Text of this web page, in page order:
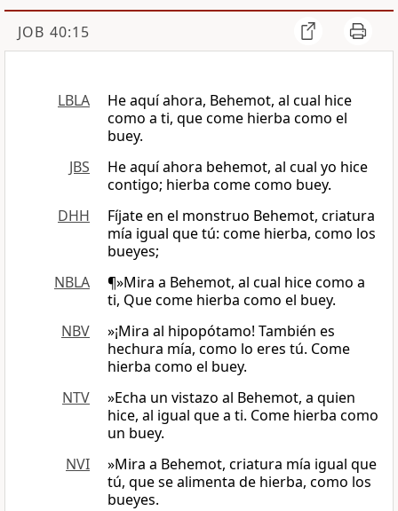
JOB 40:15
LBLA
He aquí ahora, Behemot, al cual hice
como a ti, que come hierba como el
buey.
JBS
He aquí ahora behemot, al cual yo hice
contigo; hierba come como buey.
DHH
Fíjate en el monstruo Behemot, criatura
mía igual que tú: come hierba, como los
bueyes;
NBLA
¶»Mira a Behemot, al cual hice como a
ti, Que come hierba como el buey.
NBV
»¡Mira al hipopótamo! También es
hechura mía, como lo eres tú. Come
hierba como el buey.
NTV
»Echa un vistazo al Behemot, a quien
hice, al igual que a ti. Come hierba como
un buey.
NVI
»Mira a Behemot, criatura mía igual que
tú, que se alimenta de hierba, como los
bueyes.